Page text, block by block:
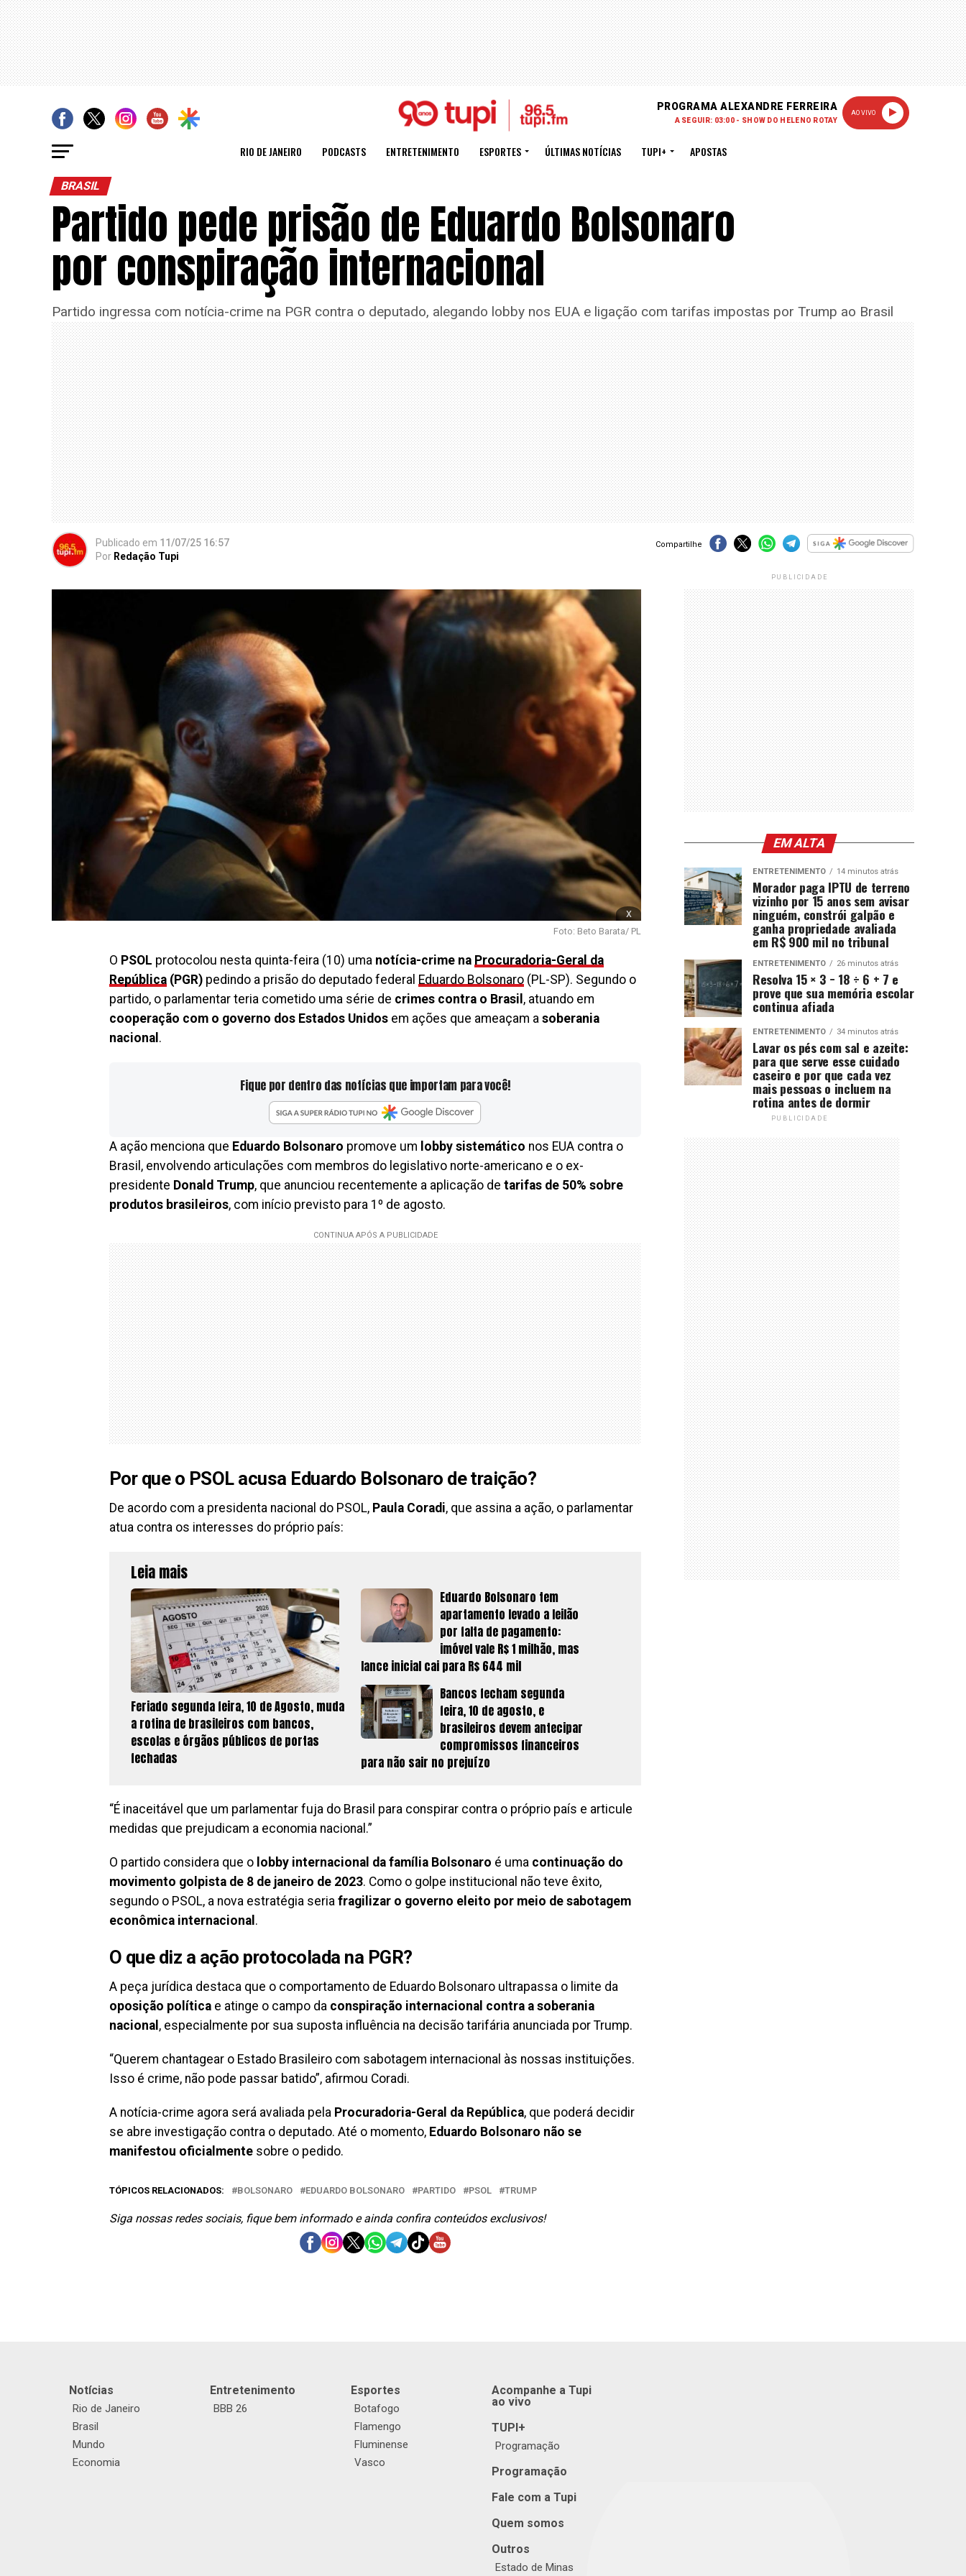
PROGRAMA ALEXANDRE FERREIRA
A SEGUIR: 03:00 - SHOW DO HELENO ROTAY
AO VIVO
RIO DE JANEIRO PODCASTS ENTRETENIMENTO ESPORTES ÚLTIMAS NOTÍCIAS TUPI+ APOSTAS
BRASIL
Partido pede prisão de Eduardo Bolsonaro
por conspiração internacional
Partido ingressa com notícia-crime na PGR contra o deputado, alegando lobby nos EUA e ligação com tarifas impostas por Trump ao Brasil
Publicado em 11/07/25 16:57
Por Redação Tupi
Compartilhe
x
Foto: Beto Barata/ PL
O PSOL protocolou nesta quinta-feira (10) uma notícia-crime na Procuradoria-Geral da
República (PGR) pedindo a prisão do deputado federal Eduardo Bolsonaro (PL-SP). Segundo o
partido, o parlamentar teria cometido uma série de crimes contra o Brasil , atuando em
cooperação com o governo dos Estados Unidos em ações que ameaçam a soberania
nacional .
Fique por dentro das notícias que importam para você!
A ação menciona que Eduardo Bolsonaro promove um lobby sistemático nos EUA contra o
Brasil, envolvendo articulações com membros do legislativo norte-americano e o ex-
presidente Donald Trump, que anunciou recentemente a aplicação de tarifas de 50% sobre
produtos brasileiros, com início previsto para 1º de agosto.
Por que o PSOL acusa Eduardo Bolsonaro de traição?
De acordo com a presidenta nacional do PSOL, Paula Coradi, que assina a ação, o parlamentar
atua contra os interesses do próprio país:
Leia mais
Feriado segunda feira, 10 de Agosto, muda
a rotina de brasileiros com bancos,
escolas e órgãos públicos de portas
fechadas
Eduardo Bolsonaro tem
apartamento levado a leilão
por falta de pagamento:
imóvel vale R$ 1 milhão, mas
lance inicial cai para R$ 644 mil
Bancos fecham segunda
feira, 10 de agosto, e
brasileiros devem antecipar
compromissos financeiros
para não sair no prejuízo
“É inaceitável que um parlamentar fuja do Brasil para conspirar contra o próprio país e articule
medidas que prejudicam a economia nacional.”
O partido considera que o lobby internacional da família Bolsonaro é uma continuação do
movimento golpista de 8 de janeiro de 2023. Como o golpe institucional não teve êxito,
segundo o PSOL, a nova estratégia seria fragilizar o governo eleito por meio de sabotagem
econômica internacional .
O que diz a ação protocolada na PGR?
A peça jurídica destaca que o comportamento de Eduardo Bolsonaro ultrapassa o limite da
oposição política e atinge o campo da conspiração internacional contra a soberania
nacional , especialmente por sua suposta influência na decisão tarifária anunciada por Trump.
“Querem chantagear o Estado Brasileiro com sabotagem internacional às nossas instituições.
Isso é crime, não pode passar batido”, afirmou Coradi.
A notícia-crime agora será avaliada pela Procuradoria-Geral da República, que poderá decidir
se abre investigação contra o deputado. Até o momento, Eduardo Bolsonaro não se
manifestou oficialmente sobre o pedido.
TÓPICOS RELACIONADOS: BOLSONARO EDUARDO BOLSONARO PARTIDO PSOL TRUMP
Siga nossas redes sociais, fique bem informado e ainda confira conteúdos exclusivos!
PUBLICIDADE
EM ALTA
ENTRETENIMENTO 14 minutos atrás
Morador paga IPTU de terreno
vizinho por 15 anos sem avisar
ninguém, constrói galpão e
ganha propriedade avaliada
em R$ 900 mil no tribunal
ENTRETENIMENTO 26 minutos atrás
Resolva 15 × 3 − 18 ÷ 6 + 7 e
prove que sua memória escolar
continua afiada
ENTRETENIMENTO 34 minutos atrás
Lavar os pés com sal e azeite:
para que serve esse cuidado
caseiro e por que cada vez
mais pessoas o incluem na
rotina antes de dormir
PUBLICIDADE
Notícias
Rio de Janeiro
Brasil
Mundo
Economia
Entretenimento
BBB 26
Esportes
Botafogo
Flamengo
Fluminense
Vasco
Acompanhe a Tupi
ao vivo
TUPI+
Programação
Programação
Fale com a Tupi
Quem somos
Outros
Estado de Minas